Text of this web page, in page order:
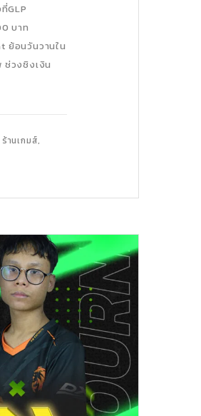
GLP
บาท
ย้อนวันวานใน
วงชิงเงิน
ร้านเกมส์,